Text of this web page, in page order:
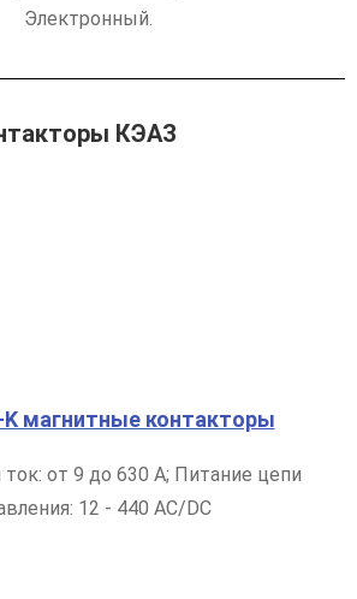
Электронный.
КЭАЗ
магнитные контакторы
от 9 до 630 А; Питание цепи
12 - 440 AC/DC